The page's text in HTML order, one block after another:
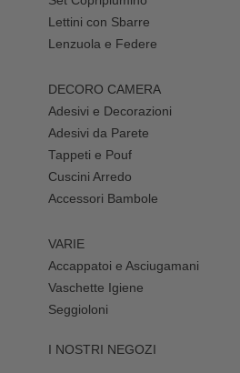
Lettini con Sbarre
Lenzuola e Federe
DECORO CAMERA
Adesivi e Decorazioni
Adesivi da Parete
Tappeti e Pouf
Cuscini Arredo
Accessori Bambole
VARIE
Accappatoi e Asciugamani
Vaschette Igiene
Seggioloni
I NOSTRI NEGOZI